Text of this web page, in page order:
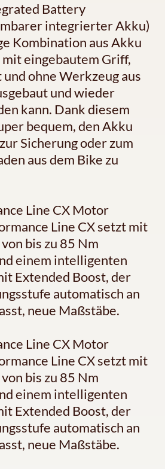
Battery
integrierter Akku)
Kombination aus Akku
eingebautem Griff,
ohne Werkzeug aus
und wieder
kann. Dank diesem
bequem, den Akku
Sicherung oder zum
aus dem Bike zu
Line CX Motor
Line CX setzt mit
bis zu 85 Nm
einem intelligenten
Extended Boost, der
automatisch an
neue Maßstäbe.
Line CX Motor
Line CX setzt mit
bis zu 85 Nm
einem intelligenten
Extended Boost, der
automatisch an
neue Maßstäbe.